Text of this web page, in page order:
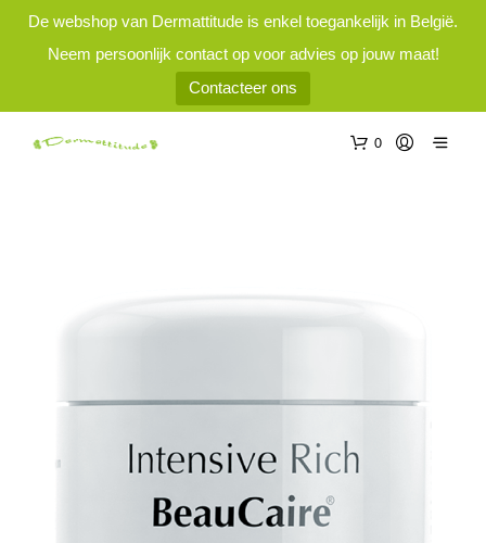
De webshop van Dermattitude is enkel toegankelijk in België.
Neem persoonlijk contact op voor advies op jouw maat!
Contacteer ons
0